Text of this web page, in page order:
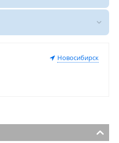
Новосибирск